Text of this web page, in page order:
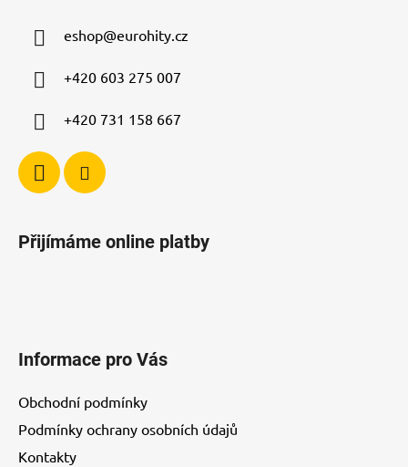
eshop@eurohity.cz
+420 603 275 007
+420 731 158 667
Přijímáme online platby
Informace pro Vás
Obchodní podmínky
Podmínky ochrany osobních údajů
Kontakty